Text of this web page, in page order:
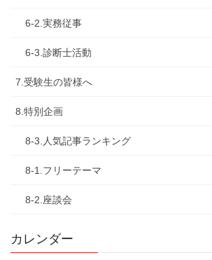
6-2.実務従事
6-3.診断士活動
7.受験生の皆様へ
8.特別企画
8-3.人気記事ランキング
8-1.フリーテーマ
8-2.座談会
カレンダー